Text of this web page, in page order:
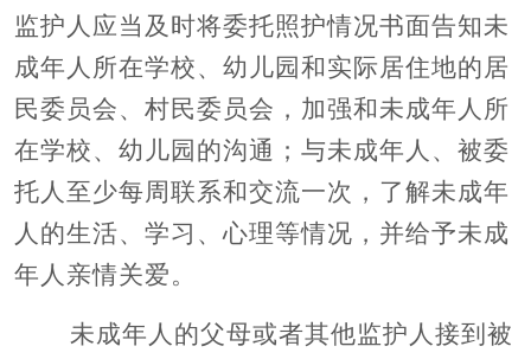
监护人应当及时将委托照护情况书面告知未
成年人所在学校、幼儿园和实际居住地的居
民委员会、村民委员会，加强和未成年人所
在学校、幼儿园的沟通；与未成年人、被委
托人至少每周联系和交流一次，了解未成年
人的生活、学习、心理等情况，并给予未成
年人亲情关爱。
未成年人的父母或者其他监护人接到被